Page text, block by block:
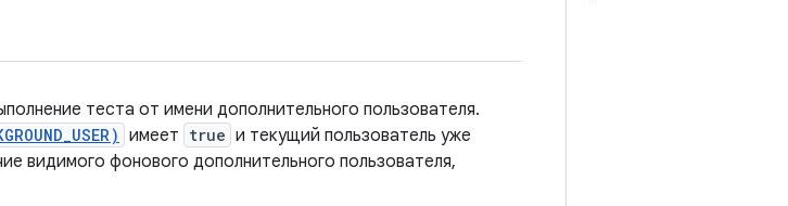
теста от имени дополнительного пользователя.
имеет true и текущий пользователь уже
видимого фонового дополнительного пользователя,